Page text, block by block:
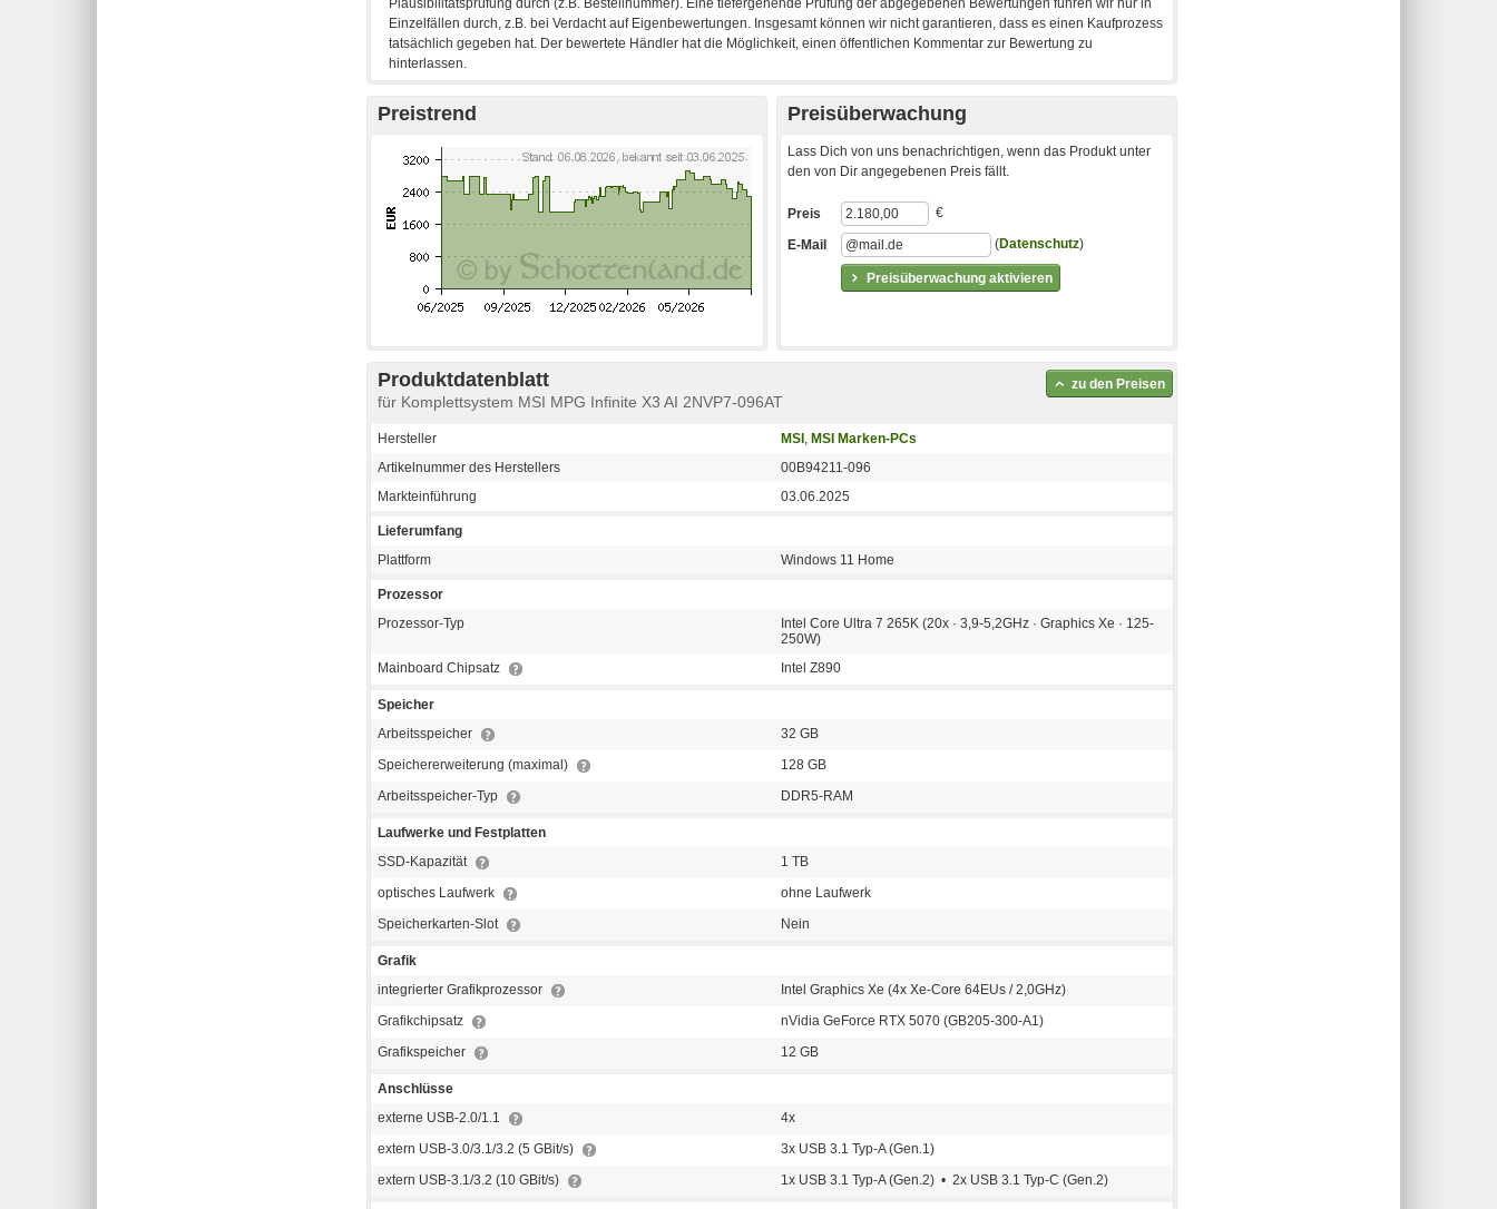
Preistrend Preisüberwachung
Lass Dich von uns benachrichtigen, wenn das Produkt unter
den von Dir angegebenen Preis fällt.
Preisüberwachung aktivieren
Preis €
E-Mail (Datenschutz)
Produktdatenblatt
für Komplettsystem MSI MPG Infinite X3 AI 2NVP7-096AT
zu den Preisen
Hersteller MSI , MSI Marken-PCs
Artikelnummer des Herstellers
00B94211-096
Markteinführung
03.06.2025
Lieferumfang
Plattform
Windows 11 Home
Prozessor
Prozessor-Typ
Intel Core Ultra 7 265K (20x · 3,9-5,2GHz · Graphics Xe · 125-
250W)
Mainboard Chipsatz
Intel Z890
Speicher
Arbeitsspeicher
32 GB
Speichererweiterung (maximal)
128 GB
Arbeitsspeicher-Typ
DDR5-RAM
Laufwerke und Festplatten
SSD-Kapazität
1 TB
optisches Laufwerk
ohne Laufwerk
Speicherkarten-Slot
Nein
Grafik
integrierter Grafikprozessor
Intel Graphics Xe (4x Xe-Core 64EUs / 2,0GHz)
Grafikchipsatz
nVidia GeForce RTX 5070 (GB205-300-A1)
Grafikspeicher
12 GB
Anschlüsse
externe USB-2.0/1.1
4x
extern USB-3.0/3.1/3.2 (5 GBit/s)
3x USB 3.1 Typ-A (Gen.1)
extern USB-3.1/3.2 (10 GBit/s)
1x USB 3.1 Typ-A (Gen.2) • 2x USB 3.1 Typ-C (Gen.2)